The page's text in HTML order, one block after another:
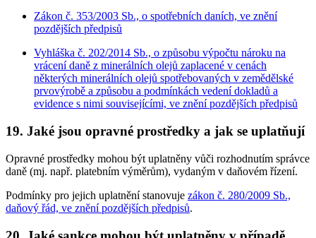
Zákon č. 353/2003 Sb., o spotřebních daních, ve znění
pozdějších předpisů
Vyhláška č. 202/2014 Sb., o způsobu výpočtu nároku na
vrácení daně z minerálních olejů zaplacené v cenách
některých minerálních olejů spotřebovaných v zemědělské
prvovýrobě a způsobu a podmínkách vedení dokladů a
evidence s nimi souvisejícími, ve znění pozdějších předpisů
19. Jaké jsou opravné prostředky a jak se uplatňují
Opravné prostředky mohou být uplatněny vůči rozhodnutím správce
daně (mj. např. platebním výměrům), vydaným v daňovém řízení.
Podmínky pro jejich uplatnění stanovuje zákon č. 280/2009 Sb.,
daňový řád, ve znění pozdějších předpisů.